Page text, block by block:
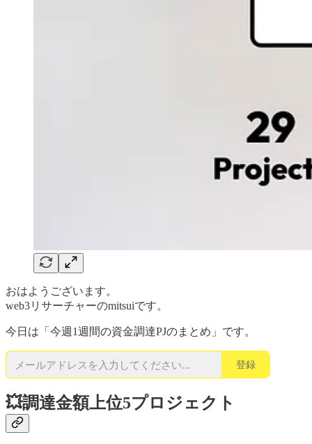
おはようございます。
web3リサーチャーのmitsuiです。
今日は「今週1週間の資金調達PJのまとめ」です。
登録
💥調達金額上位5プロジェクト